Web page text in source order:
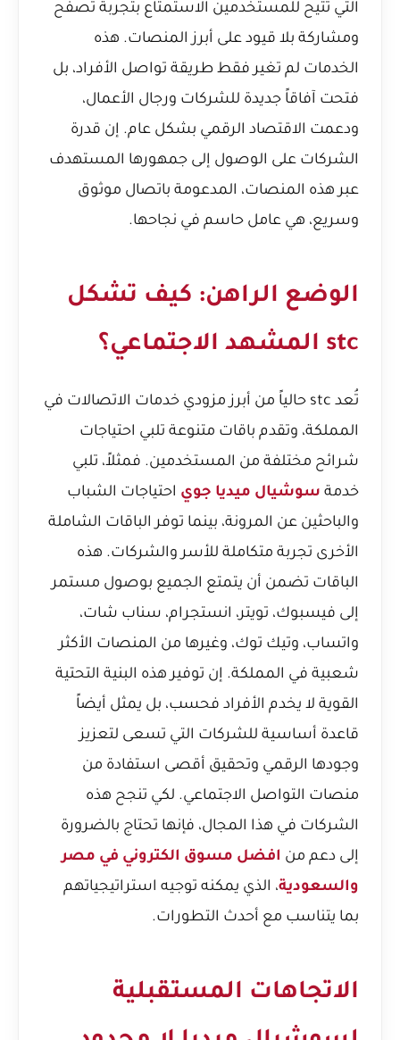
التي تتيح للمستخدمين الاستمتاع بتجربة تصفح
ومشاركة بلا قيود على أبرز المنصات. هذه
الخدمات لم تغير فقط طريقة تواصل الأفراد، بل
فتحت آفاقاً جديدة للشركات ورجال الأعمال،
ودعمت الاقتصاد الرقمي بشكل عام. إن قدرة
الشركات على الوصول إلى جمهورها المستهدف
عبر هذه المنصات، المدعومة باتصال موثوق
وسريع، هي عامل حاسم في نجاحها.
الوضع الراهن: كيف تشكل
stc المشهد الاجتماعي؟
تُعد stc حالياً من أبرز مزودي خدمات الاتصالات في
المملكة، وتقدم باقات متنوعة تلبي احتياجات
شرائح مختلفة من المستخدمين. فمثلاً، تلبي
خدمة سوشيال ميديا جوي احتياجات الشباب
والباحثين عن المرونة، بينما توفر الباقات الشاملة
الأخرى تجربة متكاملة للأسر والشركات. هذه
الباقات تضمن أن يتمتع الجميع بوصول مستمر
إلى فيسبوك، تويتر، انستجرام، سناب شات،
واتساب، وتيك توك، وغيرها من المنصات الأكثر
شعبية في المملكة. إن توفير هذه البنية التحتية
القوية لا يخدم الأفراد فحسب، بل يمثل أيضاً
قاعدة أساسية للشركات التي تسعى لتعزيز
وجودها الرقمي وتحقيق أقصى استفادة من
منصات التواصل الاجتماعي. لكي تنجح هذه
الشركات في هذا المجال، فإنها تحتاج بالضرورة
إلى دعم من افضل مسوق الكتروني في مصر
والسعودية، الذي يمكنه توجيه استراتيجياتهم
بما يتناسب مع أحدث التطورات.
الاتجاهات المستقبلية